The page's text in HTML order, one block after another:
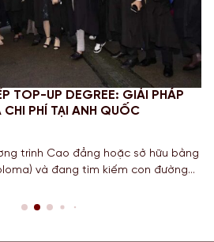
TOP-UP DEGREE: GIẢI PHÁP
PHÍ TẠI ANH QUỐC
trình Cao đẳng hoặc sở hữu bằng
và đang tìm kiếm con đường
hàng đầu? Lộ trình chuyển tiếp